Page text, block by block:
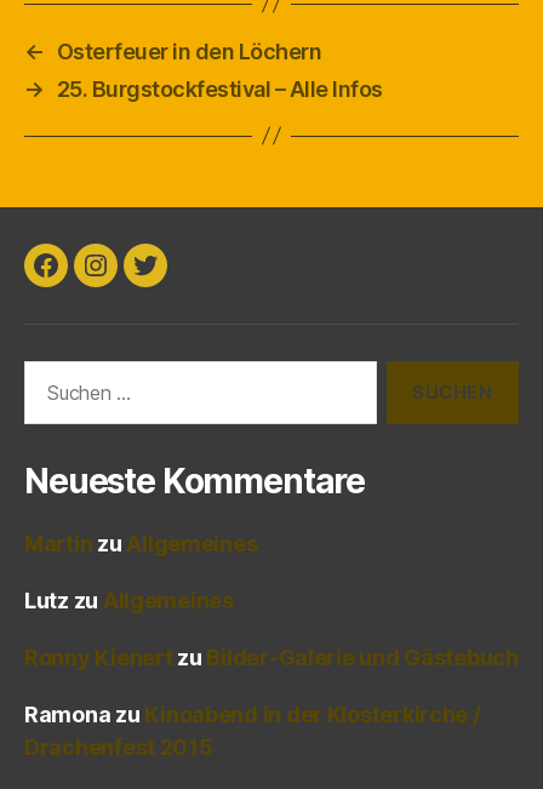
←
Osterfeuer in den Löchern
→
25. Burgstockfestival – Alle Infos
Facebook
Instagram
Twitter
nach:
Neueste Kommentare
Martin zu Allgemeines
Lutz zu Allgemeines
Ronny Kienertzu Bilder-Galerie und Gästebuch
Ramona zu Kinoabend in der Klosterkirche /
Drachenfest 2015